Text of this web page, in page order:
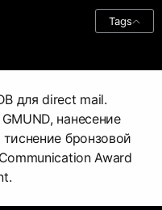
Tags
для direct mail.
нанесение
бронзовой
Award